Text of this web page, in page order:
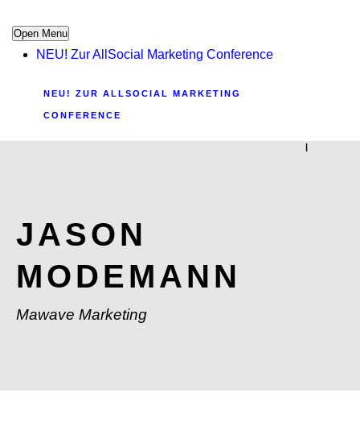
Open Menu
NEU! Zur AllSocial Marketing Conference
NEU! ZUR ALLSOCIAL MARKETING
CONFERENCE
|
JASON
MODEMANN
Mawave Marketing